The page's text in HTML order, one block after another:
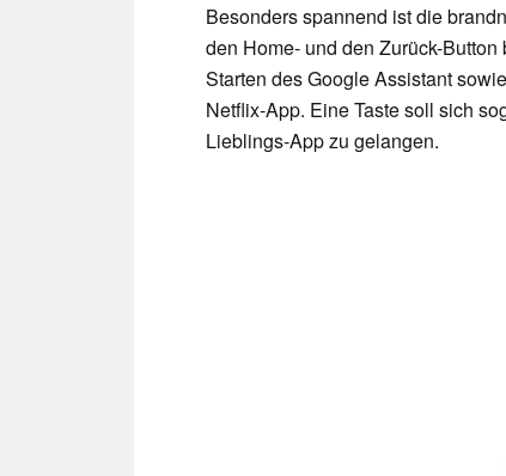
Besonders spannend ist die
den Home- und den Zurück-
Starten des Google Assistant
Netflix-App. Eine Taste soll sich
Lieblings-App zu gelangen.